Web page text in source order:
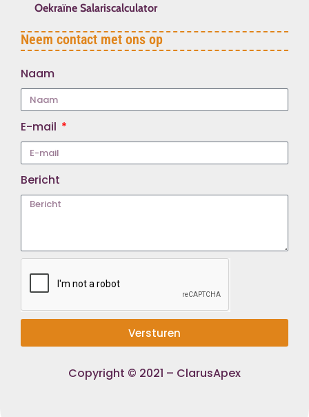
Oekraïne Salariscalculator
Neem contact met ons op
Naam
E-mail
Bericht
Versturen
Copyright © 2021 – ClarusApex